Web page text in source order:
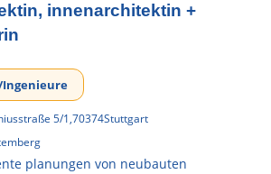
innenarchitektin +
5/1,70374Stuttgart
planungen von neubauten